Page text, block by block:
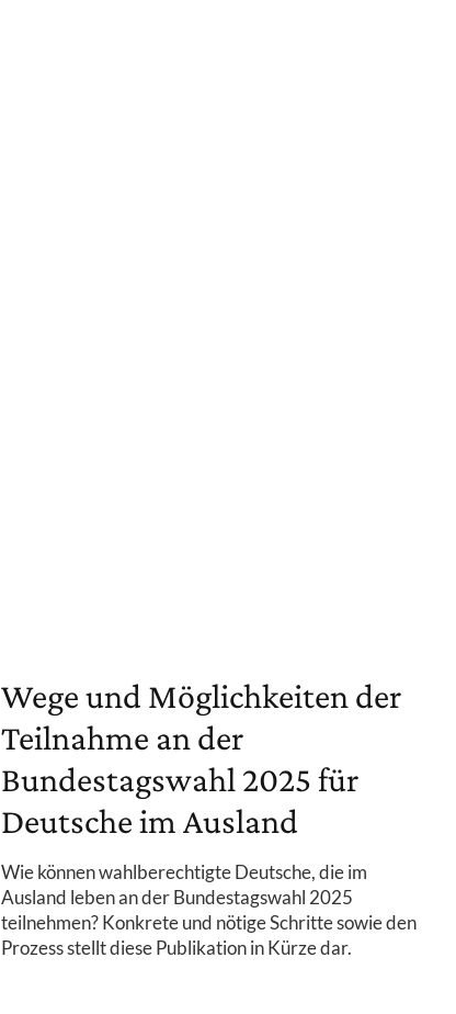
Wege und Möglichkeiten der
Teilnahme an der
Bundestagswahl 2025 für
Deutsche im Ausland
Wie können wahlberechtigte Deutsche, die im
Ausland leben an der Bundestagswahl 2025
teilnehmen? Konkrete und nötige Schritte sowie den
Prozess stellt diese Publikation in Kürze dar.